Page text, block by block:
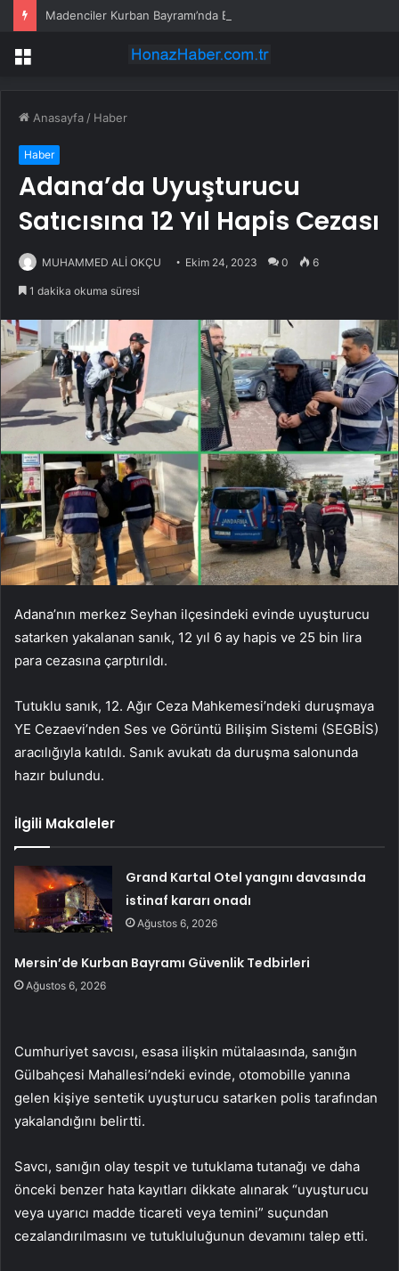
Madenciler Kurban Bayramı’nda Buluştu
Menü
Anasayfa / Haber
Haber
Adana’da Uyuşturucu
Satıcısına 12 Yıl Hapis Cezası
MUHAMMED ALİ OKÇU Ekim 24, 2023 0 6
1 dakika okuma süresi
Adana’nın merkez Seyhan ilçesindeki evinde uyuşturucu
satarken yakalanan sanık, 12 yıl 6 ay hapis ve 25 bin lira
para cezasına çarptırıldı.
Tutuklu sanık, 12. Ağır Ceza Mahkemesi’ndeki duruşmaya
YE Cezaevi’nden Ses ve Görüntü Bilişim Sistemi (SEGBİS)
aracılığıyla katıldı. Sanık avukatı da duruşma salonunda
hazır bulundu.
İlgili Makaleler
Grand Kartal Otel yangını davasında
istinaf kararı onadı
Ağustos 6, 2026
Mersin’de Kurban Bayramı Güvenlik Tedbirleri
Ağustos 6, 2026
Cumhuriyet savcısı, esasa ilişkin mütalaasında, sanığın
Gülbahçesi Mahallesi’ndeki evinde, otomobille yanına
gelen kişiye sentetik uyuşturucu satarken polis tarafından
yakalandığını belirtti.
Savcı, sanığın olay tespit ve tutuklama tutanağı ve daha
önceki benzer hata kayıtları dikkate alınarak “uyuşturucu
veya uyarıcı madde ticareti veya temini” suçundan
cezalandırılmasını ve tutukluluğunun devamını talep etti.